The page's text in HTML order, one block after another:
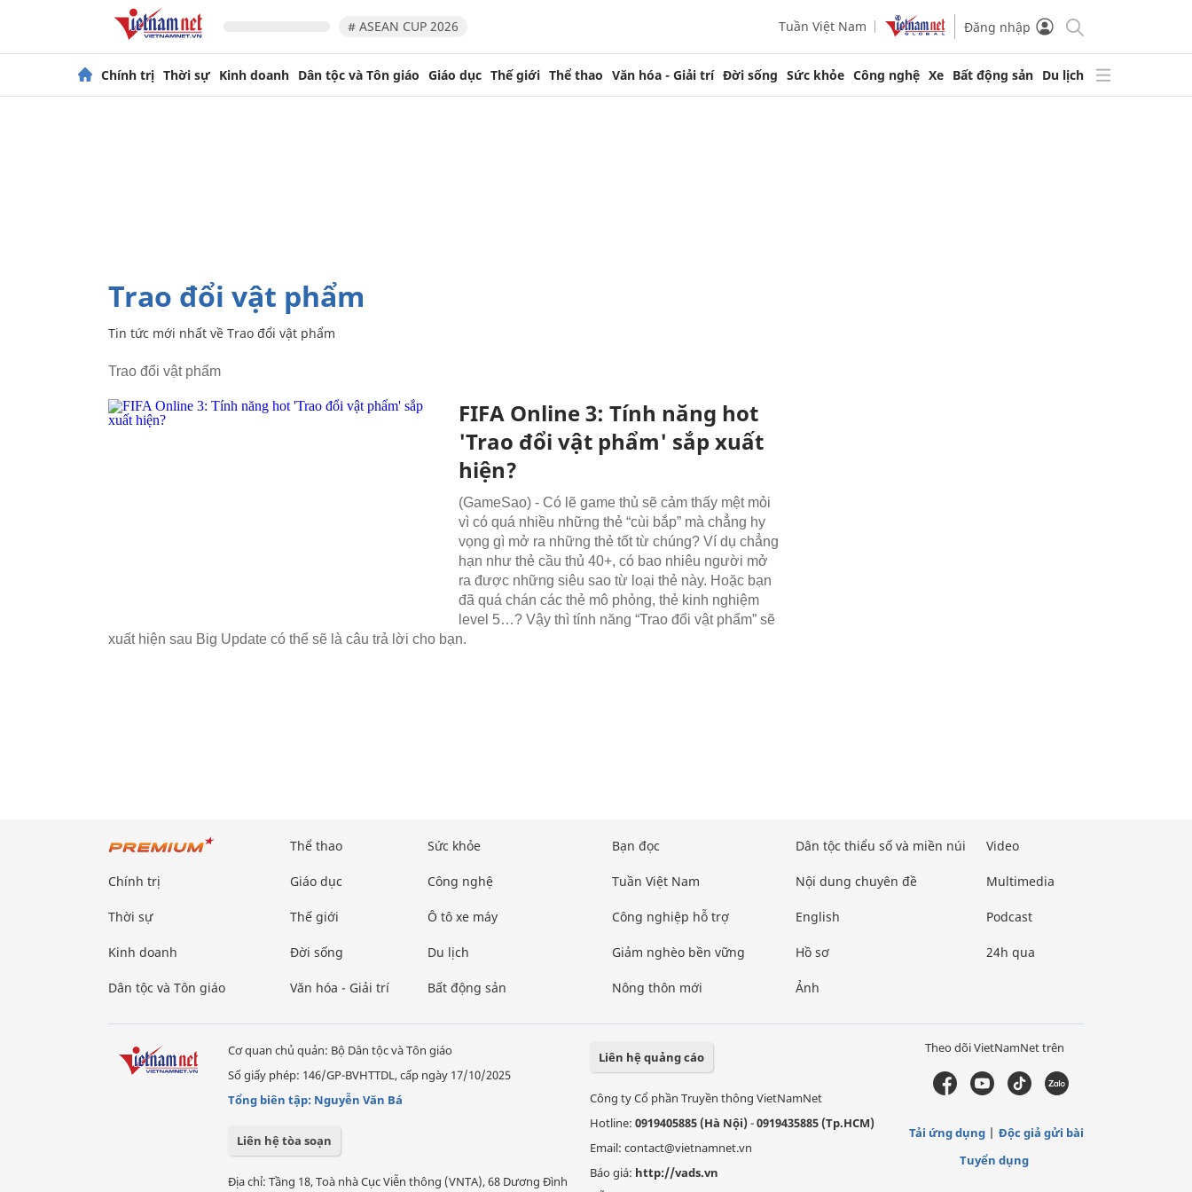
# ASEAN CUP 2026 Tuần Việt Nam Đăng nhập
Chính trị Thời sự Kinh doanh Dân tộc và Tôn giáo Giáo dục Thế giới Thể thao Văn hóa - Giải trí Đời sống Sức khỏe Công nghệ Xe Bất động sản Du lịch
Trao đổi vật phẩm
Tin tức mới nhất về Trao đổi vật phẩm
Trao đổi vật phẩm
FIFA Online 3: Tính năng hot
'Trao đổi vật phẩm' sắp xuất
hiện?
(GameSao) - Có lẽ game thủ sẽ cảm thấy mệt mỏi
vì có quá nhiều những thẻ “cùi bắp” mà chẳng hy
vọng gì mở ra những thẻ tốt từ chúng? Ví dụ chẳng
hạn như thẻ cầu thủ 40+, có bao nhiêu người mở
ra được những siêu sao từ loại thẻ này. Hoặc bạn
đã quá chán các thẻ mô phỏng, thẻ kinh nghiệm
level 5…? Vậy thì tính năng “Trao đổi vật phẩm” sẽ
xuất hiện sau Big Update có thể sẽ là câu trả lời cho bạn.
Chính trị
Thời sự
Kinh doanh
Dân tộc và Tôn giáo
Thể thao
Giáo dục
Thế giới
Đời sống
Văn hóa - Giải trí
Sức khỏe
Công nghệ
Ô tô xe máy
Du lịch
Bất động sản
Bạn đọc
Tuần Việt Nam
Công nghiệp hỗ trợ
Giảm nghèo bền vững
Nông thôn mới
Dân tộc thiểu số và miền núi
Nội dung chuyên đề
English
Hồ sơ
Ảnh
Video
Multimedia
Podcast
24h qua
Cơ quan chủ quản: Bộ Dân tộc và Tôn giáo
Số giấy phép: 146/GP-BVHTTDL, cấp ngày 17/10/2025
Tổng biên tập: Nguyễn Văn Bá
Liên hệ tòa soạn
Địa chỉ: Tầng 18, Toà nhà Cục Viễn thông (VNTA), 68 Dương Đình
Liên hệ quảng cáo
Công ty Cổ phần Truyền thông VietNamNet
Hotline: 0919405885 (Hà Nội)-0919435885 (Tp.HCM)
Email: contact@vietnamnet.vn
Báo giá: http://vads.vn
Theo dõi VietNamNet trên
Tải ứng dụng
Độc giả gửi bài
Tuyển dụng